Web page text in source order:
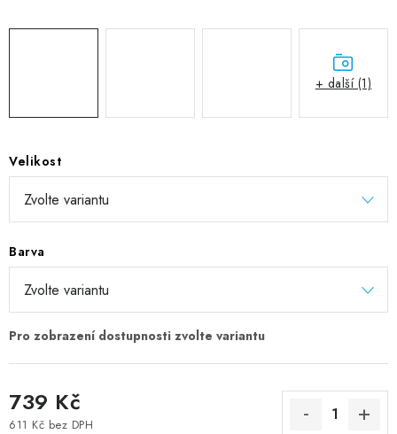
Výměna/vrácení zboží
Vánoční trička
Kontakty
Akce a slevy
Velikost
Barva
739 Kč
611 Kč bez DPH
+ další (1)